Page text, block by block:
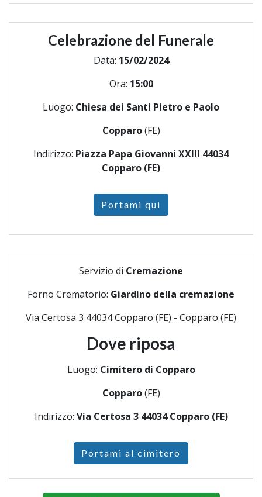
Celebrazione del Funerale
Data: 15/02/2024
Ora: 15:00
Luogo: Chiesa dei Santi Pietro e Paolo
Copparo(FE)
Indirizzo: Piazza Papa Giovanni XXIII 44034
Copparo (FE)
Portami qui
Servizio di Cremazione
Forno Crematorio: Giardino della cremazione
Via Certosa 3 44034 Copparo (FE) - Copparo (FE)
Dove riposa
Luogo: Cimitero di Copparo
Copparo(FE)
Indirizzo: Via Certosa 3 44034 Copparo (FE)
Portami al cimitero